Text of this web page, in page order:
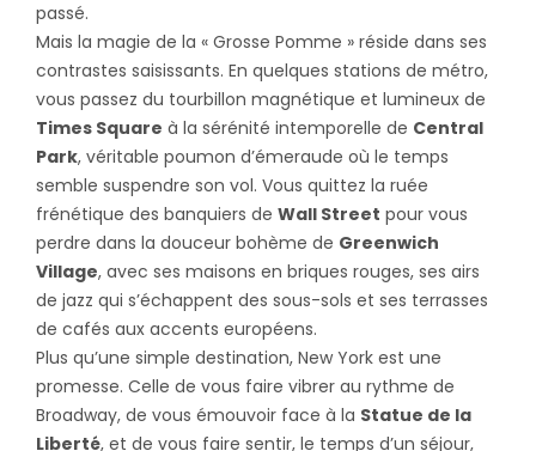
passé.
Mais la magie de la « Grosse Pomme » réside dans ses
contrastes saisissants. En quelques stations de métro,
vous passez du tourbillon magnétique et lumineux de
Times Square à la sérénité intemporelle de Central
Park, véritable poumon d’émeraude où le temps
semble suspendre son vol. Vous quittez la ruée
frénétique des banquiers de Wall Street pour vous
perdre dans la douceur bohème de Greenwich
Village, avec ses maisons en briques rouges, ses airs
de jazz qui s’échappent des sous-sols et ses terrasses
de cafés aux accents européens.
Plus qu’une simple destination, New York est une
promesse. Celle de vous faire vibrer au rythme de
Broadway, de vous émouvoir face à la Statue de la
Liberté, et de vous faire sentir, le temps d’un séjour,